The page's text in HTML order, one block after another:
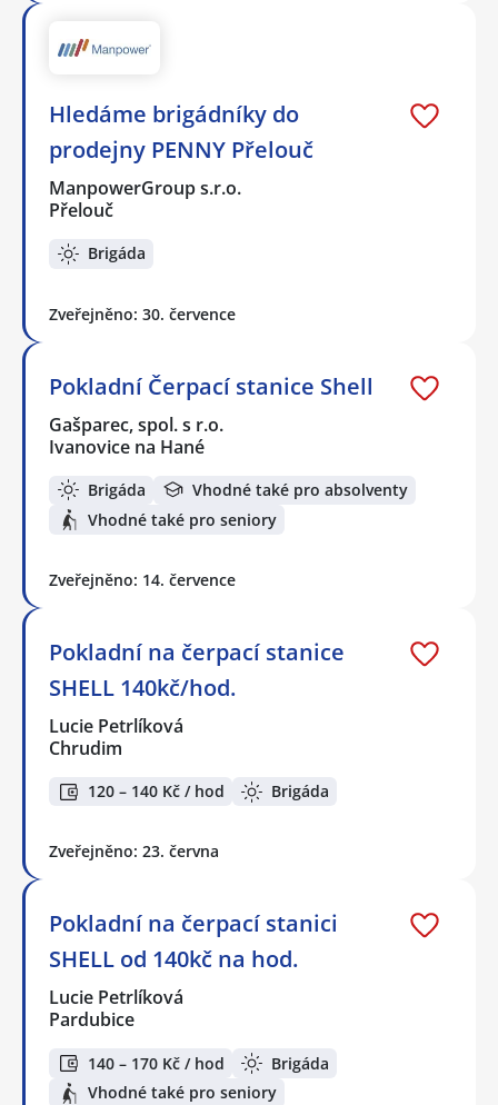
Hledáme brigádníky do
prodejny PENNY Přelouč
ManpowerGroup s.r.o.
Přelouč
Brigáda
Zveřejněno: 30. července
Pokladní Čerpací stanice Shell
Gašparec, spol. s r.o.
Ivanovice na Hané
Brigáda
Vhodné také pro absolventy
Vhodné také pro seniory
Zveřejněno: 14. července
Pokladní na čerpací stanice
SHELL 140kč/hod.
Lucie Petrlíková
Chrudim
120 – 140 Kč / hod Brigáda
Zveřejněno: 23. června
Pokladní na čerpací stanici
SHELL od 140kč na hod.
Lucie Petrlíková
Pardubice
140 – 170 Kč / hod
Brigáda
Vhodné také pro seniory